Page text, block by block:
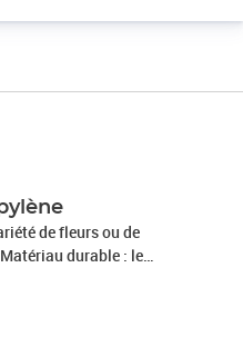
de fleurs ou de
durable : le
des matériaux les
large pour contenir